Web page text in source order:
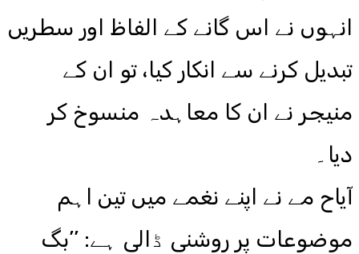
انہوں نے اس گانے کے الفاظ اور سطریں
تبدیل کرنے سے انکار کیا، تو ان کے
منیجر نے ان کا معاہدہ منسوخ کر
دیا۔
آیاح مے نے اپنے نغمے میں تین اہم
موضوعات پر روشنی ڈالی ہے: ’’بگ